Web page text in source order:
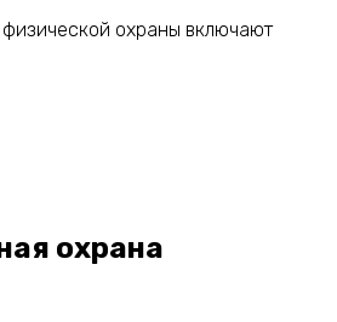
охраны включают
охрана